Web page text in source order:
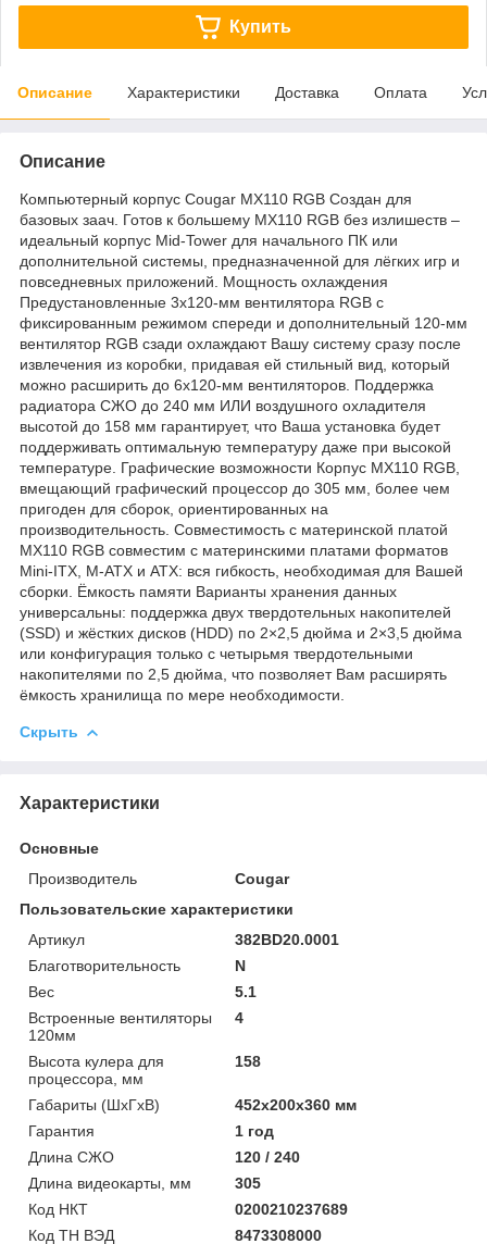
Купить
Описание Характеристики Доставка Оплата
Описание
Компьютерный корпус Cougar MX110 RGB Создан для
базовых заач. Готов к большему MX110 RGB без излишеств –
идеальный корпус Mid-Tower для начального ПК или
дополнительной системы, предназначенной для лёгких игр и
повседневных приложений. Мощность охлаждения
Предустановленные 3x120-мм вентилятора RGB с
фиксированным режимом спереди и дополнительный 120-мм
вентилятор RGB сзади охлаждают Вашу систему сразу после
извлечения из коробки, придавая ей стильный вид, который
можно расширить до 6x120-мм вентиляторов. Поддержка
радиатора СЖО до 240 мм ИЛИ воздушного охладителя
высотой до 158 мм гарантирует, что Ваша установка будет
поддерживать оптимальную температуру даже при высокой
температуре. Графические возможности Корпус MX110 RGB,
вмещающий графический процессор до 305 мм, более чем
пригоден для сборок, ориентированных на
производительность. Совместимость с материнской платой
MX110 RGB совместим с материнскими платами форматов
Mini-ITX, M-ATX и ATX: вся гибкость, необходимая для Вашей
сборки. Ёмкость памяти Варианты хранения данных
универсальны: поддержка двух твердотельных накопителей
(SSD) и жёстких дисков (HDD) по 2×2,5 дюйма и 2×3,5 дюйма
или конфигурация только с четырьмя твердотельными
накопителями по 2,5 дюйма, что позволяет Вам расширять
ёмкость хранилища по мере необходимости.
Скрыть
Характеристики
Основные
Производитель
Cougar
Пользовательские характеристики
Артикул
382BD20.0001
Благотворительность
N
Вес
5.1
Встроенные вентиляторы
120мм
4
Высота кулера для
процессора, мм
158
Габариты (ШхГхВ)
452х200х360 мм
Гарантия
1 год
Длина СЖО
120 / 240
Длина видеокарты, мм
305
Код НКТ
0200210237689
Код ТН ВЭД
8473308000